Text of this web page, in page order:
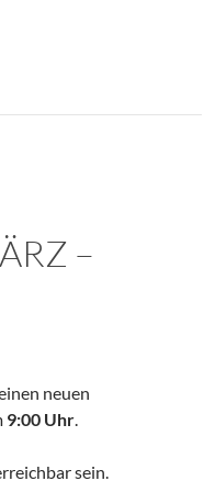
–
neuen
9:00 Uhr.
sein.